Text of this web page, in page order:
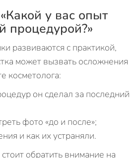
у вас опыт
процедурой?»
развиваются с практикой,
может вызвать осложнения
косметолога:
он сделал за последний
фото «до и после»;
и как их устраняли.
обратить внимание на